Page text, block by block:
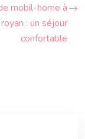
mobil-home à
royan : un séjour
confortable